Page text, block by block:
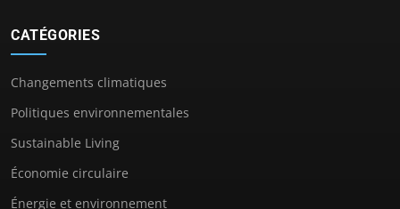
CATÉGORIES
Changements climatiques
Politiques environnementales
Sustainable Living
Économie circulaire
Énergie et environnement